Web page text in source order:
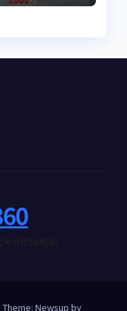
Theme: Newsup by